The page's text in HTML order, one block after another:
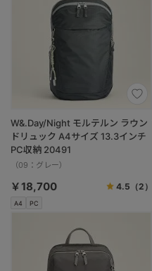
A4 PC
W&.Day/Night モルテルン ラウン
ドリュック A4サイズ 13.3インチ
PC収納 20491
（09：グレー）
￥18,700 4.5 （2）